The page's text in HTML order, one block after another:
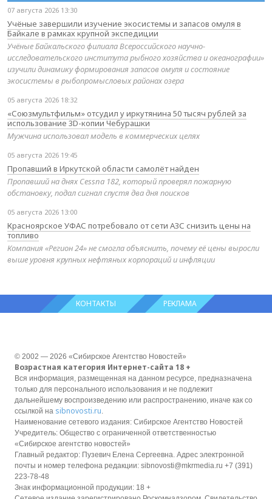
07 августа 2026 13:30
Учёные завершили изучение экосистемы и запасов омуля в
Байкале в рамках крупной экспедиции
Учёные Байкальского филиала Всероссийского научно-
исследовательского института рыбного хозяйства и океанографии»
изучили динамику формирования запасов омуля и состояние
экосистемы в рыбопромысловых районах озера
05 августа 2026 18:32
«Союзмультфильм» отсудил у иркутянина 50 тысяч рублей за
использование 3D-копии Чебурашки
Мужчина использовал модель в коммерческих целях
05 августа 2026 19:45
Пропавший в Иркутской области самолёт найден
Пропавший на днях Cessna 182, который проверял пожарную
обстановку, подал сигнал спустя два дня поисков
05 августа 2026 13:00
Красноярское УФАС потребовало от сети АЗС снизить цены на
топливо
Компания «Регион 24» не смогла объяснить, почему её цены выросли
выше уровня крупных нефтяных корпораций и инфляции
КОНТАКТЫ РЕКЛАМА
© 2002 — 2026 «Сибирское Агентство Новостей»
Возрастная категория Интернет-сайта 18 +
Вся информация, размещенная на данном ресурсе, предназначена
только для персонального использования и не подлежит
дальнейшему воспроизведению или распространению, иначе как со
ссылкой на sibnovosti.ru.
Наименование сетевого издания: Сибирское Агентство Новостей
Учредитель: Общество с ограниченной ответственностью
«Сибирское агентство новостей»
Главный редактор: Пузевич Елена Сергеевна. Адрес электронной
почты и номер телефона редакции: sibnovosti@mkrmedia.ru +7 (391)
223-78-48
Знак информационной продукции: 18 +